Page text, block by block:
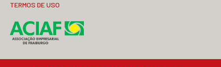
TERMOS DE USO